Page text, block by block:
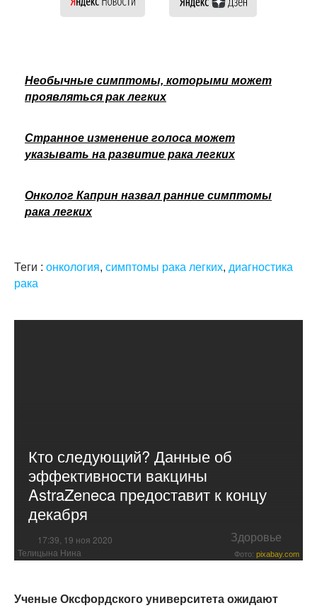
Необычные симптомы, которыми может
проявляться рак легких
Странное изменение голоса может
указывать на развитие рака легких
Онколог Каприн назвал ранние симптомы
рака легких
Теги : онкология, симптомы рака легких, диагностика
рака
Кто следующий? Данные об
эффективности вакцины
AstraZeneca предоставит к концу
декабря
17:39, 19 ноя 2020 Здоровье
Телицына Нина Фото: pixabay.com
Ученые Оксфордского университета ожидают